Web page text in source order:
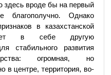
здесь вроде бы на первый
благополучно. Однако
в казахстанской
в себе другую
стабильного развития
огромная, но
в центре, территория, во-